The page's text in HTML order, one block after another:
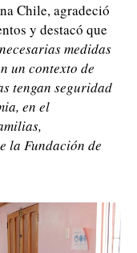
Chile, agradeció
y destacó que
medidas
un contexto de
tengan seguridad
en el
la Fundación de